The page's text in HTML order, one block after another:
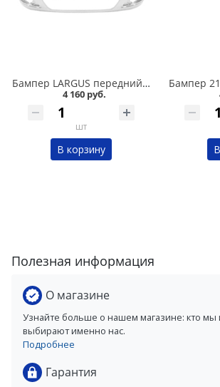
Бампер LARGUS передний ЛЕДНИКОВЫЙ /221/ люкс в Кургане
4 160 руб.
шт
В корзину
Полезная информация
О магазине
Узнайте больше о нашем магазине: кто мы
выбирают именно нас.
Подробнее
Гарантия